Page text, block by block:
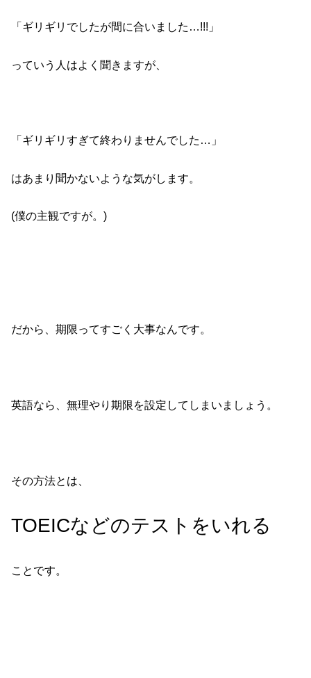
「ギリギリでしたが間に合いました…!!!」
っていう人はよく聞きますが、
「ギリギリすぎて終わりませんでした…」
はあまり聞かないような気がします。
(僕の主観ですが。)
だから、期限ってすごく大事なんです。
英語なら、無理やり期限を設定してしまいましょう。
その方法とは、
TOEICなどのテストをいれる
ことです。